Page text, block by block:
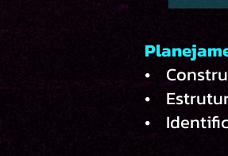
•
•
•